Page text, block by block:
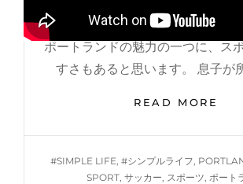
ポートランドの魅力の一つに、ス
すさもあると思います。 息子が
READ MORE
カ
が
TAGS
#SIMPLE LIFE #シンプルライフ
SPORT サッカー スポーツ ポート